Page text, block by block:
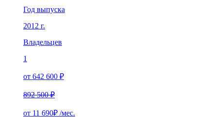
Год выпуска
2012 г.
Владельцев
1
от 642 600 ₽
892 500 ₽
от 11 690₽ /мес.